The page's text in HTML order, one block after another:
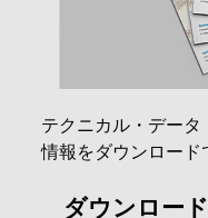
テクニカル・デー
情報をダウンロード
ダウンロード